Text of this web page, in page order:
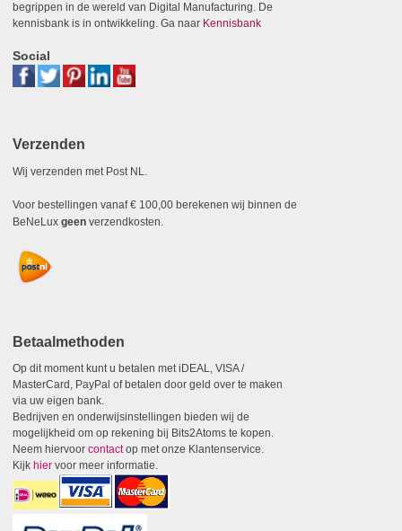
begrippen in de wereld van Digital Manufacturing. De
kennisbank is in ontwikkeling. Ga naar Kennisbank
Social
Verzenden
Wij verzenden met Post NL.
Voor bestellingen vanaf € 100,00 berekenen wij binnen de
BeNeLux geenverzendkosten.
Betaalmethoden
Op dit moment kunt u betalen met iDEAL, VISA /
MasterCard, PayPal of betalen door geld over te maken
via uw eigen bank.
Bedrijven en onderwijsinstellingen bieden wij de
mogelijkheid om op rekening bij Bits2Atoms te kopen.
Neem hiervoor contactop met onze Klantenservice.
Kijk hiervoor meer informatie.